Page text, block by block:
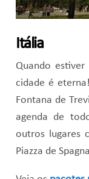
Itália
Quando estiver
cidade é
Fontana de
agenda de
outros lugares
Piazza de